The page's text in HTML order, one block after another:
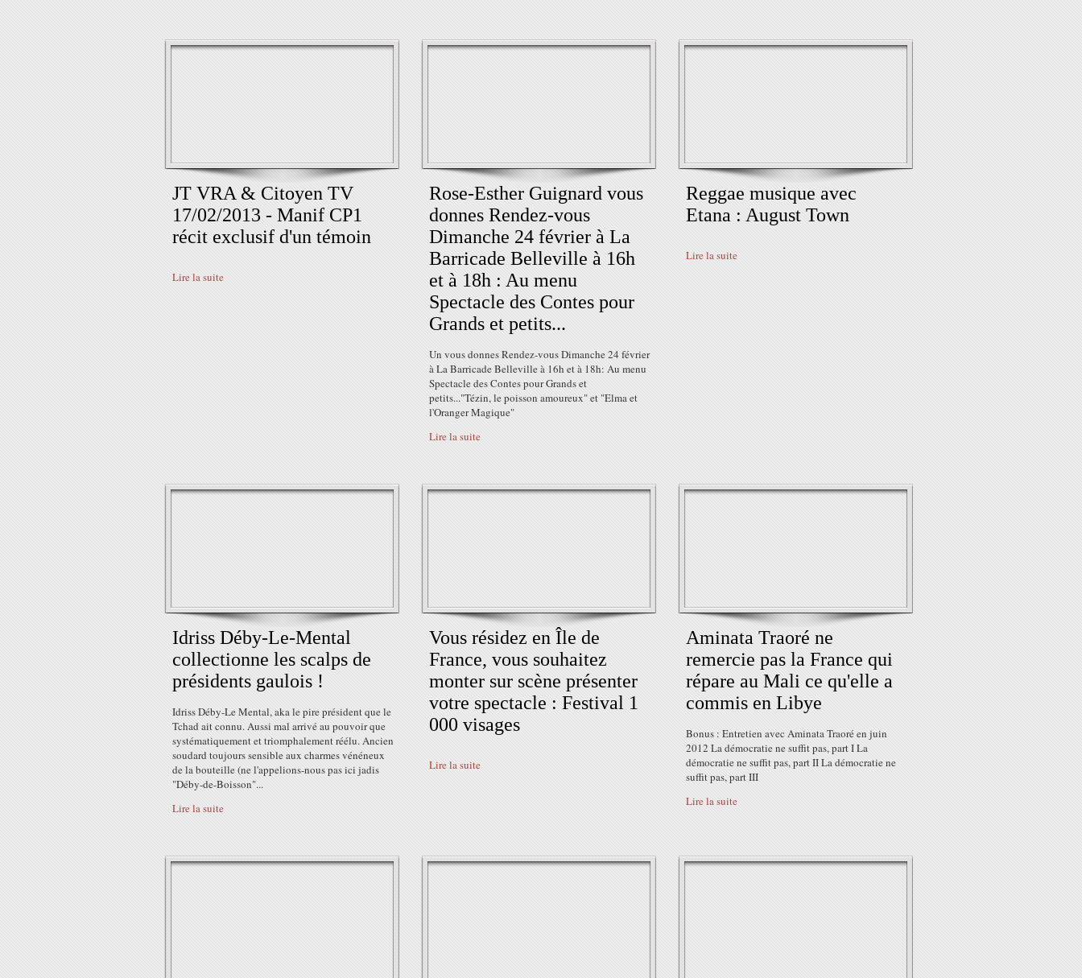
JT VRA & Citoyen TV
17/02/2013 - Manif CP1
récit exclusif d'un témoin
Lire la suite
Rose-Esther Guignard vous
donnes Rendez-vous
Dimanche 24 février à La
Barricade Belleville à 16h
et à 18h : Au menu
Spectacle des Contes pour
Grands et petits...
Un vous donnes Rendez-vous Dimanche 24 février
à La Barricade Belleville à 16h et à 18h: Au menu
Spectacle des Contes pour Grands et
petits..."Tézin, le poisson amoureux" et "Elma et
l'Oranger Magique"
Lire la suite
Reggae musique avec
Etana : August Town
Lire la suite
Idriss Déby-Le-Mental
collectionne les scalps de
présidents gaulois !
Idriss Déby-Le Mental, aka le pire président que le
Tchad ait connu. Aussi mal arrivé au pouvoir que
systématiquement et triomphalement réélu. Ancien
soudard toujours sensible aux charmes vénéneux
de la bouteille (ne l'appelions-nous pas ici jadis
"Déby-de-Boisson"...
Lire la suite
Vous résidez en Île de
France, vous souhaitez
monter sur scène présenter
votre spectacle : Festival 1
000 visages
Lire la suite
Aminata Traoré ne
remercie pas la France qui
répare au Mali ce qu'elle a
commis en Libye
Bonus : Entretien avec Aminata Traoré en juin
2012 La démocratie ne suffit pas, part I La
démocratie ne suffit pas, part II La démocratie ne
suffit pas, part III
Lire la suite